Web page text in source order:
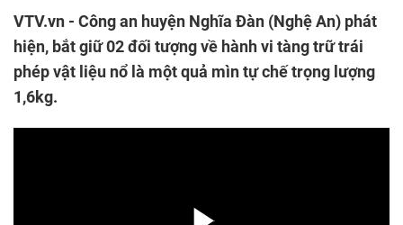
VTV.vn - Công an huyện Nghĩa Đàn (Nghệ An) phát
hiện, bắt giữ 02 đối tượng về hành vi tàng trữ trái
phép vật liệu nổ là một quả mìn tự chế trọng lượng
1,6kg.